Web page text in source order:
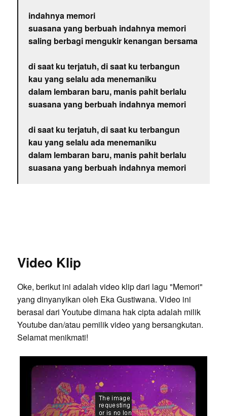
indahnya memori
suasana yang berbuah indahnya memori
saling berbagi mengukir kenangan bersama
di saat ku terjatuh, di saat ku terbangun
kau yang selalu ada menemaniku
dalam lembaran baru, manis pahit berlalu
suasana yang berbuah indahnya memori
di saat ku terjatuh, di saat ku terbangun
kau yang selalu ada menemaniku
dalam lembaran baru, manis pahit berlalu
suasana yang berbuah indahnya memori
Video Klip
Oke, berikut ini adalah video klip dari lagu "Memori"
yang dinyanyikan oleh Eka Gustiwana. Video ini
berasal dari Youtube dimana hak cipta adalah milik
Youtube dan/atau pemilik video yang bersangkutan.
Selamat menikmati!